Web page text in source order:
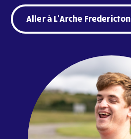
Aller à L'Arche Fredericton